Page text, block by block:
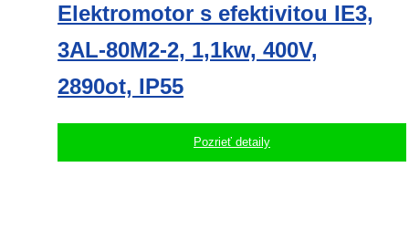
Elektromotor s efektivitou IE3,
3AL-80M2-2, 1,1kw, 400V,
2890ot, IP55
Pozrieť detaily